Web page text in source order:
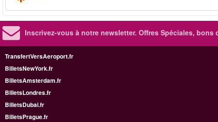
Inscrivez-vous à notre newsletter. Offres Spéciales, bons
TransfertVersAeroport.fr
BilletsNewYork.fr
BilletsAmsterdam.fr
BilletsLondres.fr
BilletsDubai.fr
BilletsPrague.fr